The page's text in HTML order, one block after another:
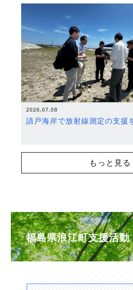
2026.07.08
請戸海岸で放射線測定の支援
もっと見る
福島県浪江町支援活動